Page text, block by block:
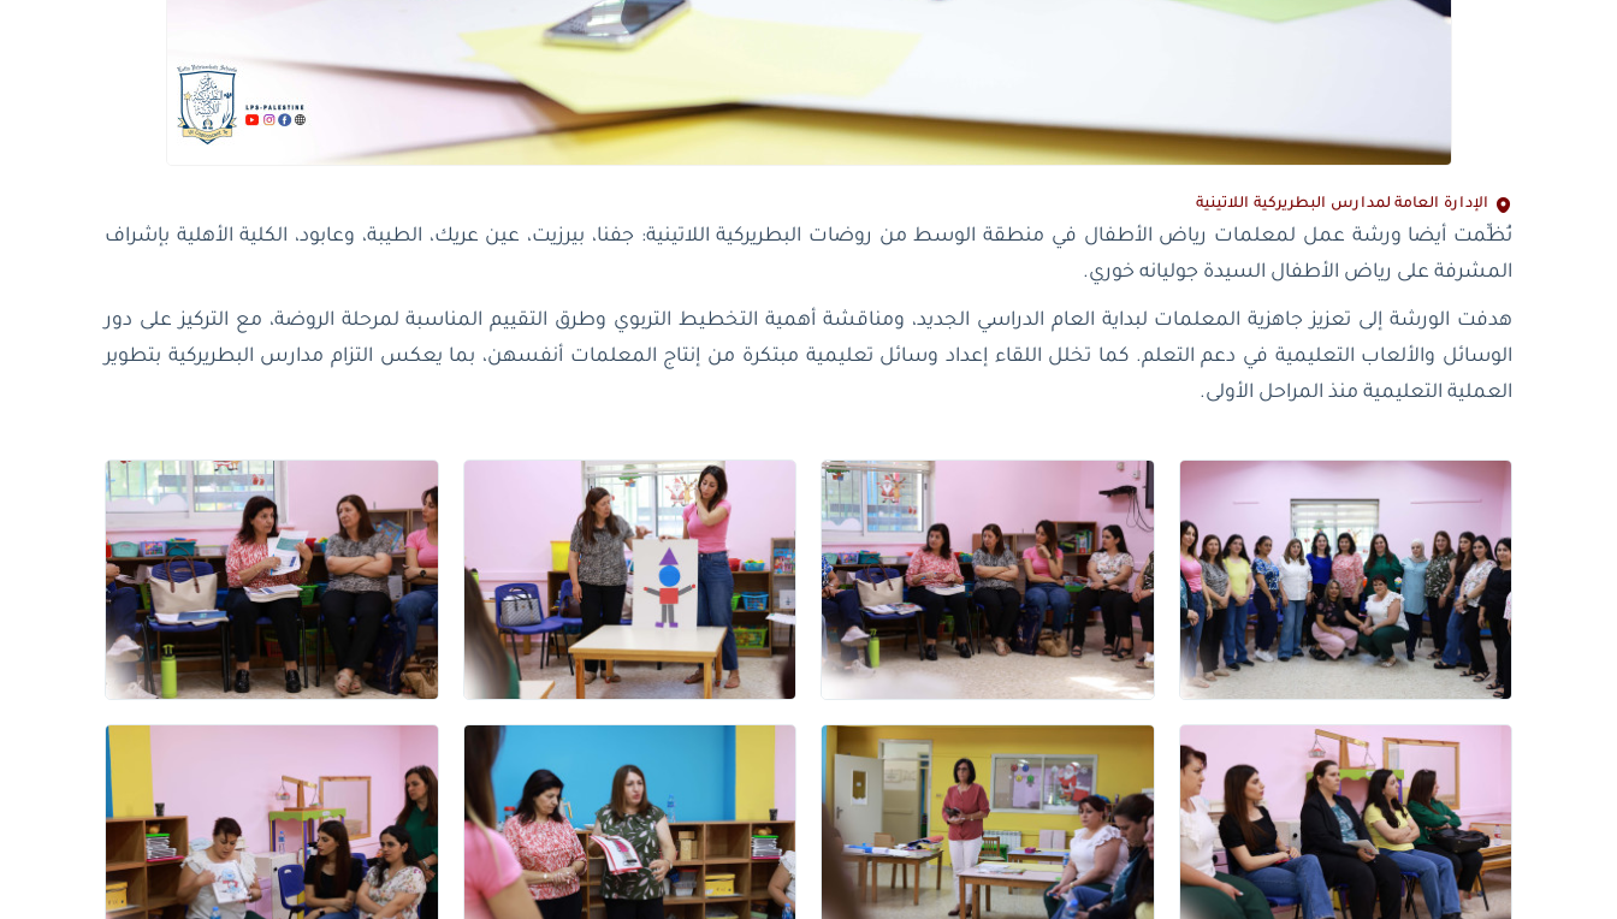
الإدارة العامة لمدارس البطريركية اللاتينية
نُظِّمت أيضا ورشة عمل لمعلمات رياض الأطفال في منطقة الوسط من روضات البطريركية اللاتينية: جفنا، بيرزيت، عين عريك، الطيبة، وعابود، الكلية الأهلية بإشراف
المشرفة على رياض الأطفال السيدة جوليانه خوري.
هدفت الورشة إلى تعزيز جاهزية المعلمات لبداية العام الدراسي الجديد، ومناقشة أهمية التخطيط التربوي وطرق التقييم المناسبة لمرحلة الروضة، مع التركيز على دور
الوسائل والألعاب التعليمية في دعم التعلم. كما تخلل اللقاء إعداد وسائل تعليمية مبتكرة من إنتاج المعلمات أنفسهن، بما يعكس التزام مدارس البطريركية بتطوير
العملية التعليمية منذ المراحل الأولى.